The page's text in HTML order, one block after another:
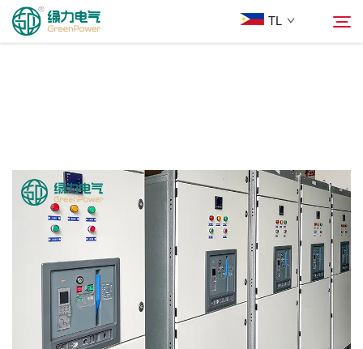
TL
Tungkol Sa Amin
Mga Solusyon
Makipag-ugnayan sa Amin